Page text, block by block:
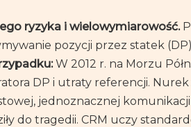
ryzyka i wielowymiarowość.
pozycji przez statek
W 2012 r. na Morzu
DP i utraty referencji.
jednoznacznej
do tragedii. CRM uczy